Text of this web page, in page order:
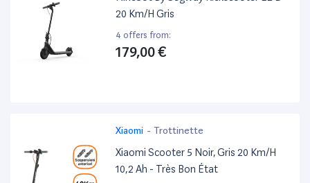
20 Km/H Gris
4 offers from:
179,00 €
Xiaomi - Trottinette
Xiaomi Scooter 5 Noir, Gris 20 Km/H
10,2 Ah - Très Bon État